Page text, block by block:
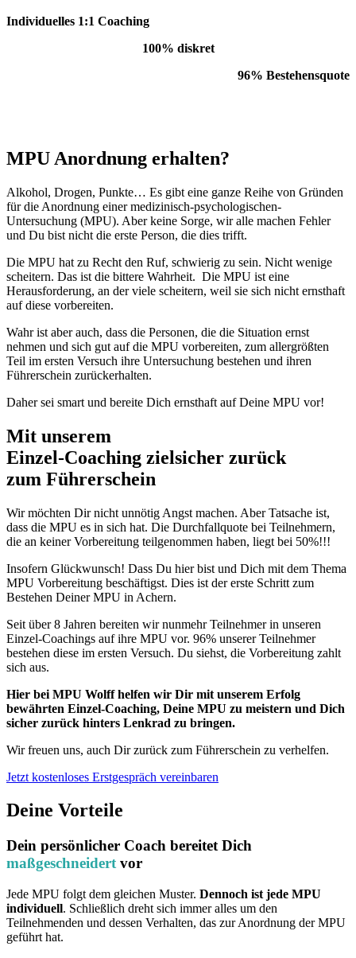
Individuelles 1:1 Coaching
100% diskret
96% Bestehensquote
MPU Anordnung erhalten?
Alkohol, Drogen, Punkte… Es gibt eine ganze Reihe von Gründen
für die Anordnung einer medizinisch-psychologischen-
Untersuchung (MPU). Aber keine Sorge, wir alle machen Fehler
und Du bist nicht die erste Person, die dies trifft.
Die MPU hat zu Recht den Ruf, schwierig zu sein. Nicht wenige
scheitern. Das ist die bittere Wahrheit. Die MPU ist eine
Herausforderung, an der viele scheitern, weil sie sich nicht ernsthaft
auf diese vorbereiten.
Wahr ist aber auch, dass die Personen, die die Situation ernst
nehmen und sich gut auf die MPU vorbereiten, zum allergrößten
Teil im ersten Versuch ihre Untersuchung bestehen und ihren
Führerschein zurückerhalten.
Daher sei smart und bereite Dich ernsthaft auf Deine MPU vor!
Mit unserem
Einzel-Coaching zielsicher zurück
zum Führerschein
Wir möchten Dir nicht unnötig Angst machen. Aber Tatsache ist,
dass die MPU es in sich hat. Die Durchfallquote bei Teilnehmern,
die an keiner Vorbereitung teilgenommen haben, liegt bei 50%!!!
Insofern Glückwunsch! Dass Du hier bist und Dich mit dem Thema
MPU Vorbereitung beschäftigst. Dies ist der erste Schritt zum
Bestehen Deiner MPU in Achern.
Seit über 8 Jahren bereiten wir nunmehr Teilnehmer in unseren
Einzel-Coachings auf ihre MPU vor. 96% unserer Teilnehmer
bestehen diese im ersten Versuch. Du siehst, die Vorbereitung zahlt
sich aus.
Hier bei MPU Wolff helfen wir Dir mit unserem Erfolg
bewährten Einzel-Coaching, Deine MPU zu meistern und Dich
sicher zurück hinters Lenkrad zu bringen.
Wir freuen uns, auch Dir zurück zum Führerschein zu verhelfen.
Jetzt kostenloses Erstgespräch vereinbaren
Deine Vorteile
Dein persönlicher Coach bereitet Dich
maßgeschneidertvor
Jede MPU folgt dem gleichen Muster. Dennoch ist jede MPU
individuell. Schließlich dreht sich immer alles um den
Teilnehmenden und dessen Verhalten, das zur Anordnung der MPU
geführt hat.